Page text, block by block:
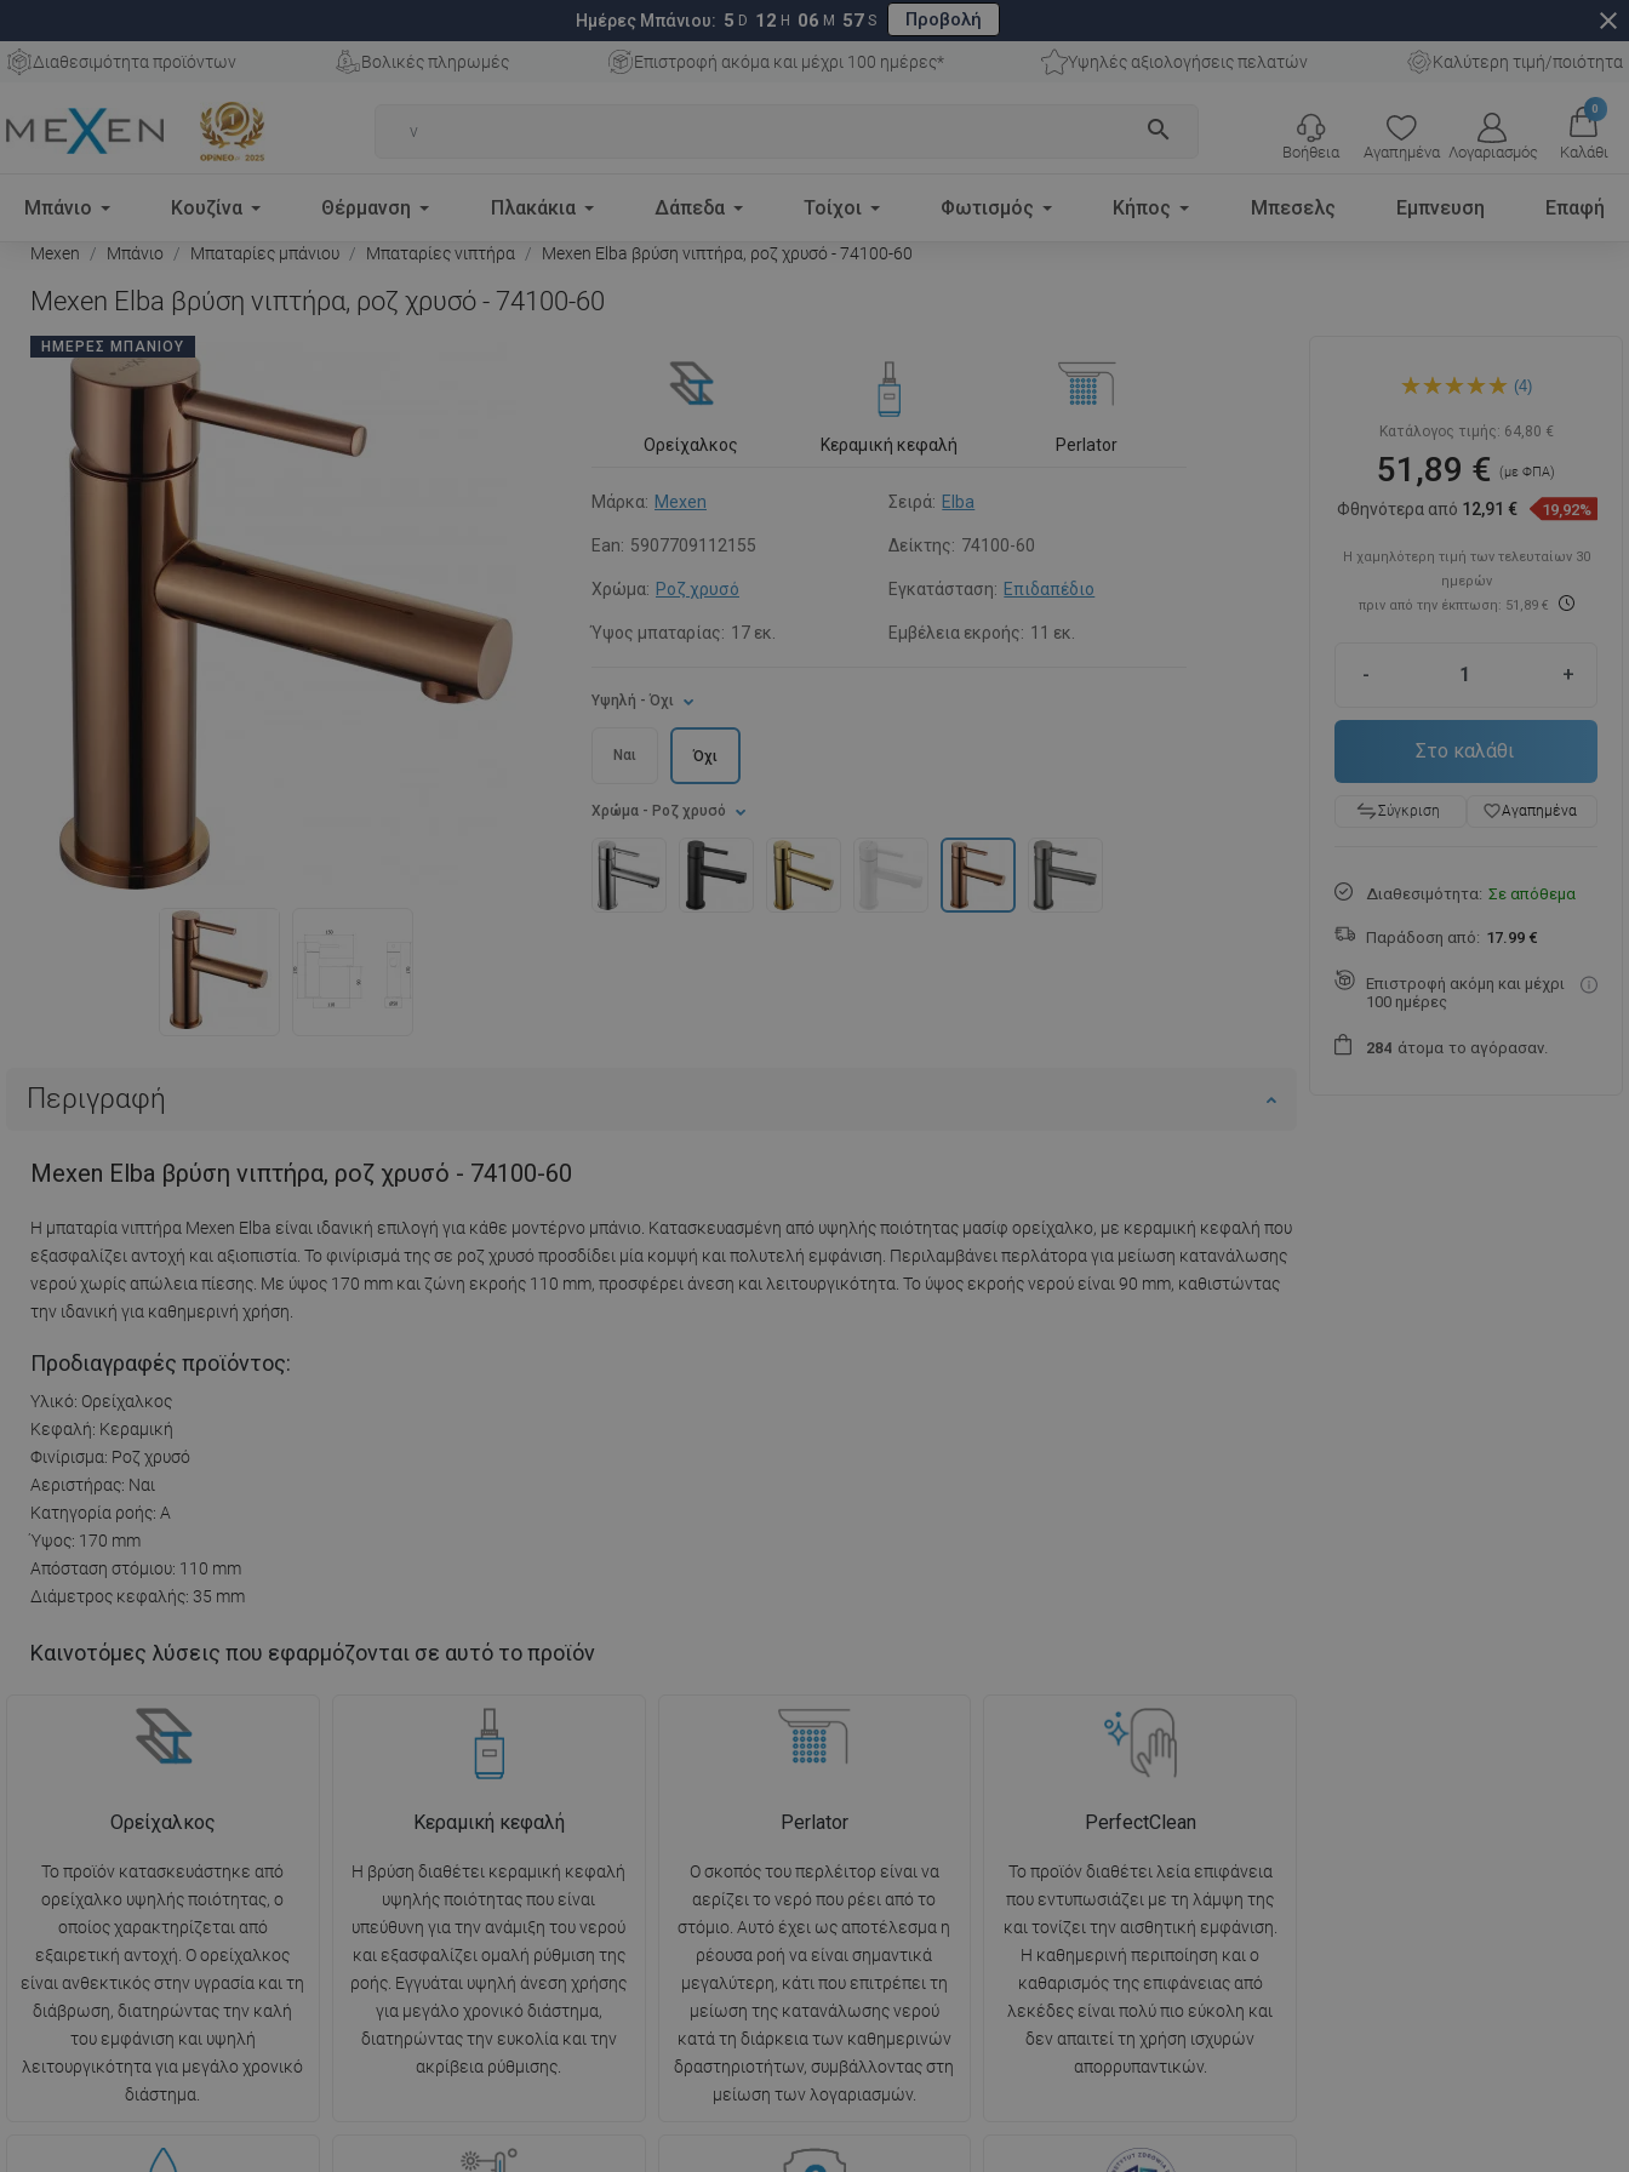
Ημέρες Μπάνιου: 5 D 12 H 06 M 56 S Προβολή close
Διαθεσιμότητα προϊόντων Βολικές πληρωμές Επιστροφή ακόμα και μέχρι 100 ημέρες* Υψηλές αξιολογήσεις πελατών Καλύτερη τιμή/ποιότητα
search
Αγαπημένα Λογαριασμός
0
Καλάθι
Βοήθεια
Μπάνιο Κουζίνα Θέρμανση Πλακάκια Δάπεδα Τοίχοι Φωτισμός Κήπος Μπεσελς Εμπνευση Επαφή
Mexen Μπάνιο Μπαταρίες μπάνιου Μπαταρίες νιπτήρα Mexen Elba βρύση νιπτήρα, ροζ χρυσό - 74100-60
Mexen Elba βρύση νιπτήρα, ροζ χρυσό - 74100-60
ΗΜΈΡΕΣ ΜΠΆΝΙΟΥ
Ορείχαλκος Κεραμική κεφαλή Perlator
Μάρκα: Mexen Σειρά: Elba
Ean: 5907709112155 Δείκτης: 74100-60
Χρώμα: Ροζ χρυσό Εγκατάσταση: Επιδαπέδιο
Ύψος μπαταρίας: 17 εκ. Εμβέλεια εκροής: 11 εκ.
Χρώμα - Ροζ χρυσό
Υψηλή - Όχι
Ναι Όχι
Περιγραφή
Mexen Elba βρύση νιπτήρα, ροζ χρυσό - 74100-60
Η μπαταρία νιπτήρα Mexen Elba είναι ιδανική επιλογή για κάθε μοντέρνο μπάνιο. Κατασκευασμένη από υψηλής ποιότητας μασίφ ορείχαλκο, με κεραμική κεφαλή που
εξασφαλίζει αντοχή και αξιοπιστία. Το φινίρισμά της σε ροζ χρυσό προσδίδει μία κομψή και πολυτελή εμφάνιση. Περιλαμβάνει περλάτορα για μείωση κατανάλωσης
νερού χωρίς απώλεια πίεσης. Με ύψος 170 mm και ζώνη εκροής 110 mm, προσφέρει άνεση και λειτουργικότητα. Το ύψος εκροής νερού είναι 90 mm, καθιστώντας
την ιδανική για καθημερινή χρήση.
Προδιαγραφές προϊόντος:
Υλικό: Ορείχαλκος
Κεφαλή: Κεραμική
Φινίρισμα: Ροζ χρυσό
Αεριστήρας: Ναι
Κατηγορία ροής: A
Ύψος: 170 mm
Απόσταση στόμιου: 110 mm
Διάμετρος κεφαλής: 35 mm
Καινοτόμες λύσεις που εφαρμόζονται σε αυτό το προϊόν
Ορείχαλκος
Το προϊόν κατασκευάστηκε από
ορείχαλκο υψηλής ποιότητας, ο
οποίος χαρακτηρίζεται από
εξαιρετική αντοχή. Ο ορείχαλκος
είναι ανθεκτικός στην υγρασία και τη
διάβρωση, διατηρώντας την καλή
του εμφάνιση και υψηλή
λειτουργικότητα για μεγάλο χρονικό
διάστημα.
Κεραμική κεφαλή
Η βρύση διαθέτει κεραμική κεφαλή
υψηλής ποιότητας που είναι
υπεύθυνη για την ανάμιξη του νερού
και εξασφαλίζει ομαλή ρύθμιση της
ροής. Εγγυάται υψηλή άνεση χρήσης
για μεγάλο χρονικό διάστημα,
διατηρώντας την ευκολία και την
ακρίβεια ρύθμισης.
Perlator
Ο σκοπός του περλέιτορ είναι να
αερίζει το νερό που ρέει από το
στόμιο. Αυτό έχει ως αποτέλεσμα η
ρέουσα ροή να είναι σημαντικά
μεγαλύτερη, κάτι που επιτρέπει τη
μείωση της κατανάλωσης νερού
κατά τη διάρκεια των καθημερινών
δραστηριοτήτων, συμβάλλοντας στη
μείωση των λογαριασμών.
PerfectClean
Το προϊόν διαθέτει λεία επιφάνεια
που εντυπωσιάζει με τη λάμψη της
και τονίζει την αισθητική εμφάνιση.
Η καθημερινή περιποίηση και ο
καθαρισμός της επιφάνειας από
λεκέδες είναι πολύ πιο εύκολη και
δεν απαιτεί τη χρήση ισχυρών
απορρυπαντικών.
Mexen Elba βρύση νιπτήρα,
ροζ χρυσό - 74100-60
(4)
Κατάλογος τιμής: 64,80 €
51,89 €(με ΦΠΑ)
Φθηνότερα από 12,91 € 19,92%
Η χαμηλότερη τιμή των τελευταίων 30
ημερών
πριν από την έκπτωση: 51,89 €
- +
Στο καλάθι
Σύγκριση favorite_borderΑγαπημένα
Διαθεσιμότητα: Σε απόθεμα
Παράδοση από: 17.99 €
Επιστροφή ακόμη και μέχρι
100 ημέρες
284 άτομα το αγόρασαν.